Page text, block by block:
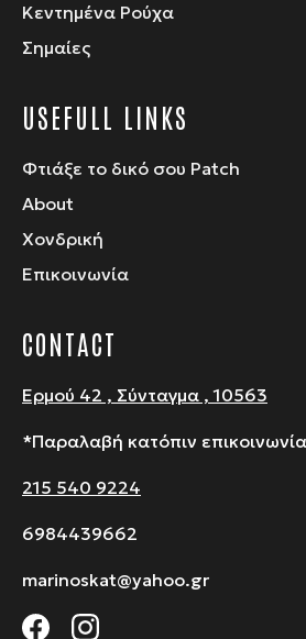
Κεντημένα Ρούχα
Σημαίες
USEFULL LINKS
Φτιάξε το δικό σου Patch
About
Χονδρική
Επικοινωνία
CONTACT
Ερμού 42 , Σύνταγμα , 10563
*Παραλαβή κατόπιν
215 540 9224
6984439662
marinoskat@yahoo.gr